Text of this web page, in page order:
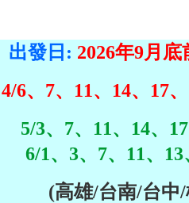
出發日: 2026年9月
4/6、7、11、14、17
5/3、7、11、14、
6/1、3、7、11、
(高雄/台南/台中